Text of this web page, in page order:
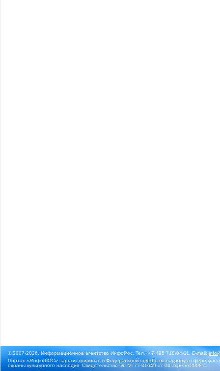
© 2007-2026, Информационное агентство ИнфоРос. Тел.: +7 495 718-84-11, E-mail:
Портал «ИнфоШОС» зарегистрирован в Федеральной службе по надзору в сфере
охраны культурного наследия. Свидетельство Эл № 77-31649 от 04 апреля 2008 г.